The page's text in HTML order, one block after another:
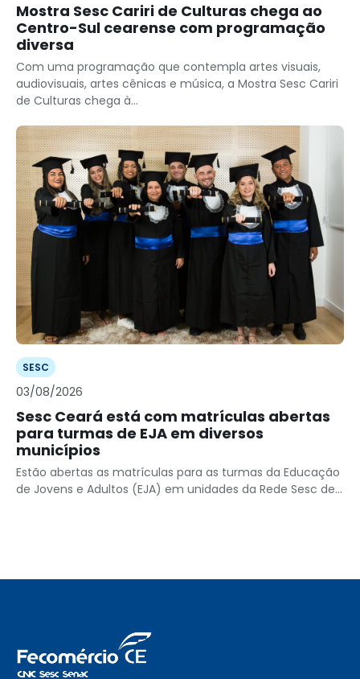
Mostra Sesc Cariri de Culturas chega ao
Centro-Sul cearense com programação
diversa
Com uma programação que contempla artes visuais,
audiovisuais, artes cênicas e música, a Mostra Sesc Cariri
de Culturas chega à...
SESC
03/08/2026
Sesc Ceará está com matrículas abertas
para turmas de EJA em diversos
municípios
Estão abertas as matrículas para as turmas da Educação
de Jovens e Adultos (EJA) em unidades da Rede Sesc de...